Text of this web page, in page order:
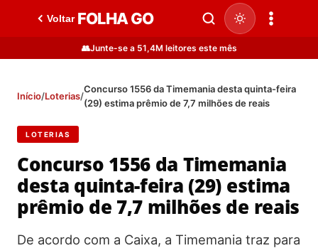
Voltar FOLHA GO
👥Junte-se a 51,4M leitores este mês
Início/Loterias/
Concurso 1556 da Timemania desta quinta-feira
(29) estima prêmio de 7,7 milhões de reais
LOTERIAS
Concurso 1556 da Timemania
desta quinta-feira (29) estima
prêmio de 7,7 milhões de reais
De acordo com a Caixa, a Timemania traz para